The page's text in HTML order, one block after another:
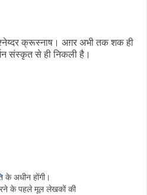
श्नेय्दर क्रूस्नाष। अग़र अभी तक शक ही
संस्कृत से ही निकली है।
के अधीन होंगी।
के पहले मूल लेखकों की